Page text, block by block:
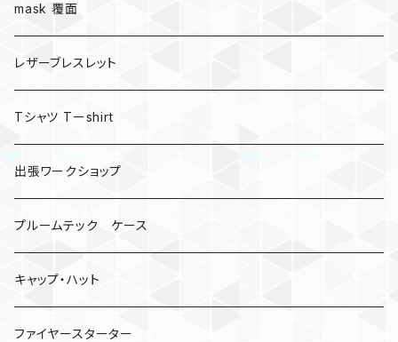
mask 覆面
レザーブレスレット
Tシャツ Tーshirt
出張ワークショップ
プルームテック ケース
キャップ・ハット
ファイヤースターター